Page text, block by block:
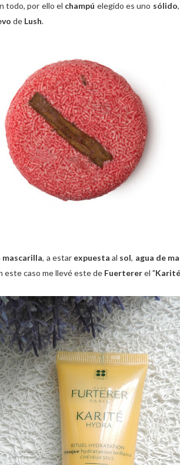
todo, por ello el champú elegido es uno sólido
de Lush.
mascarilla, a estar expuesta al sol, agua de
este caso me llevé este de Fuertererel "